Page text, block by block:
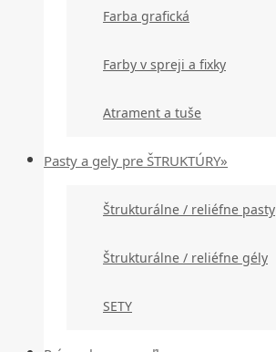
Farba grafická
Farby v spreji a fixky
Atrament a tuše
Pasty a gely pre ŠTRUKTÚRY»
Štrukturálne / reliéfne pasty
Štrukturálne / reliéfne gély
SETY